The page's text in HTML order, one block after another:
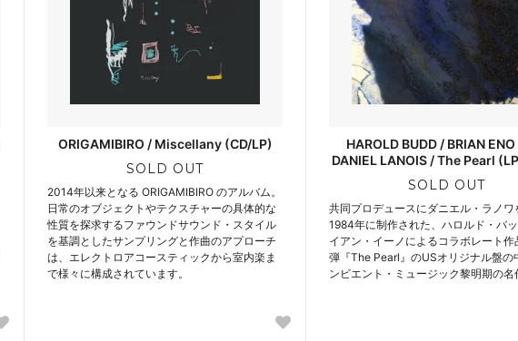
ORIGAMIBIRO / Miscellany (CD/LP)
SOLD OUT
2014年以来となる ORIGAMIBIRO のアルバム。
日常のオブジェクトやテクスチャーの具体的な
性質を探求するファウンドサウンド・スタイル
を基調としたサンプリングと作曲のアプローチ
は、エレクトロアコースティックから室内楽ま
で様々に構成されています。
HAROLD BUDD / BRIAN
DANIEL LANOIS / The Pearl
SOLD OUT
共同プロデュースにダニエル・ラノワ
1984年に制作された、ハロルド・バ
イアン・イーノによるコラボレート作
弾『The Pearl』のUSオリジナル盤の
ンビエント・ミュージック黎明期の名